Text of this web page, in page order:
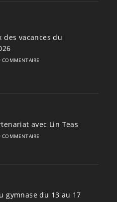
des vacances du
COMMENTAIRE
avec Lin Teas
COMMENTAIRE
gymnase du 13 au 17